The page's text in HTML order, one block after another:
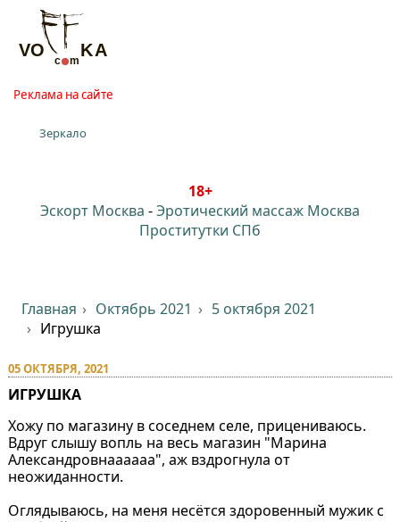
Реклама на сайте
Зеркало
18+
Эскорт Москва -Эротический массаж Москва
Проститутки СПб
Главная Октябрь 2021
5 октября 2021
Игрушка
05 ОКТЯБРЯ, 2021
ИГРУШКА
Хожу по магазину в соседнем селе, прицениваюсь.
Вдруг слышу вопль на весь магазин "Марина
Александровнаааааа", аж вздрогнула от
неожиданности.
Оглядываюсь, на меня несётся здоровенный мужик с